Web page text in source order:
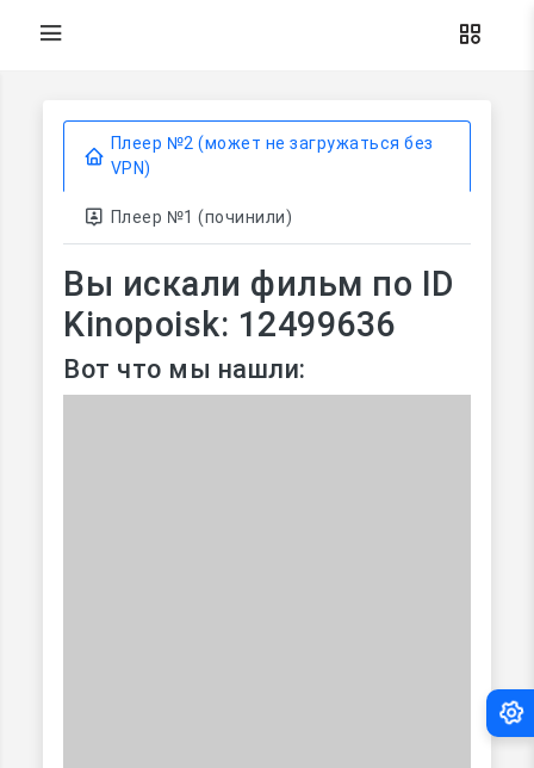
Плеер №2 (может не загружаться без
VPN)
Плеер №1 (починили)
Вы искали фильм по ID
Kinopoisk: 12499636
Вот что мы нашли: